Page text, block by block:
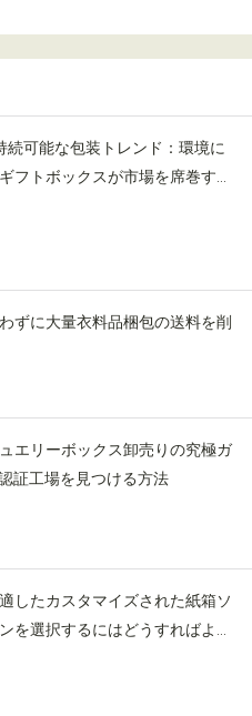
可能な包装トレンド：環境に
フトボックスが市場を席巻する
ずに大量衣料品梱包の送料を削
エリーボックス卸売りの究極ガ
証工場を見つける方法
したカスタマイズされた紙箱ソ
を選択するにはどうすればよい